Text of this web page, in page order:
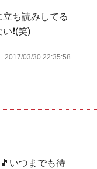
立ち読みしてる
❗(笑)
2017/03/30 22:35:58
いつまでも待